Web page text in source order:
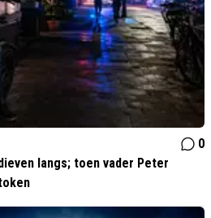
0
langs; toen vader Peter